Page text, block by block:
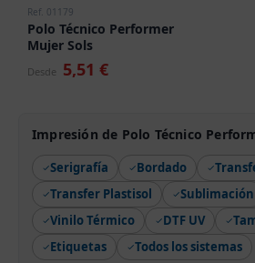
Ref. 01179
Polo Técnico Performer
Mujer Sols
Desde 5,51 €
Impresión de Polo Técnico
Serigrafía Bordado
Transfer Plastisol
Sublimación
Vinilo Térmico
DTF UV
Etiquetas
Todos los sistemas